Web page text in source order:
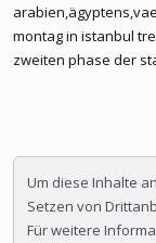
montag in istanbul
zweiten phase der
Um diese Inhalte
Setzen von
Für weitere